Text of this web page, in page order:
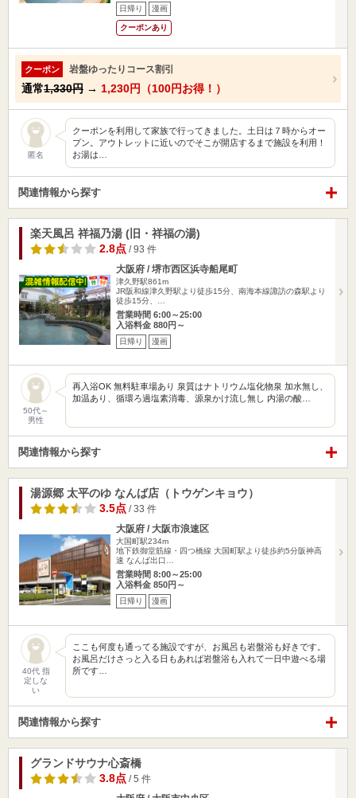
日帰り 漫画
クーポンあり
クーポン 岩盤ゆったりコース割引
通常1,330円 → 1,230円（100円お得！）
匿名
クーポンを利用して家族で行ってきました。土日は７時からオー
プン。アウトレットに近いのでそこが開店するまで施設を利用！
お湯は…
関連情報から探す
楽天風呂 祥福乃湯 (旧・祥福の湯)
2.8点 / 93 件
大阪府 / 堺市西区浜寺船尾町
津久野駅861m
JR阪和線津久野駅より徒歩15分、南海本線諏訪の森駅より
徒歩15分、…
営業時間 6:00～25:00
入浴料金 880円～
日帰り 漫画
50代～
男性
再入浴OK 無料駐車場あり 泉質はナトリウム塩化物泉 加水無し、
加温あり、循環ろ過塩素消毒、源泉かけ流し無し 内湯の酸…
関連情報から探す
湯源郷 太平のゆ なんば店（トウゲンキョウ）
3.5点 / 33 件
大阪府 / 大阪市浪速区
大国町駅234m
地下鉄御堂筋線・四つ橋線 大国町駅より徒歩約5分阪神高
速 なんば出口…
営業時間 8:00～25:00
入浴料金 850円～
日帰り 漫画
40代 指
定しな
い
ここも何度も通ってる施設ですが、お風呂も岩盤浴も好きです。
お風呂だけさっと入る日もあれば岩盤浴も入れて一日中遊べる場
所です…
関連情報から探す
グランドサウナ心斎橋
3.8点 / 5 件